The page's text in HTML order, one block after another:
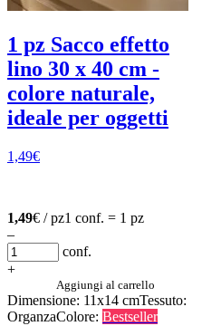
1 pz Sacco effetto
lino 30 x 40 cm -
colore naturale,
ideale per oggetti
1,49€
1,49€ / pz1 conf. = 1 pz
–
conf.
+
Aggiungi al carrello
Dimensione: 11x14 cmTessuto:
OrganzaColore: Bestseller